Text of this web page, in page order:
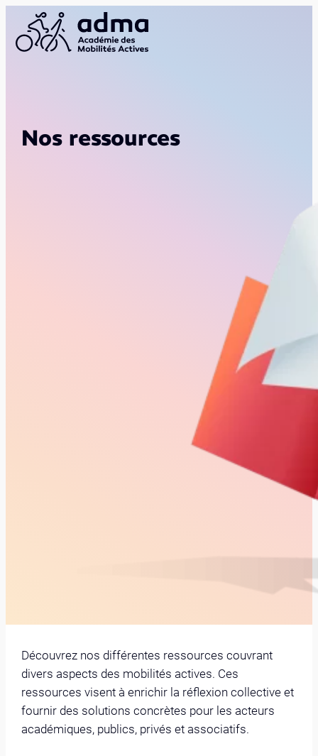
Nos ressources
Découvrez nos différentes ressources couvrant
divers aspects des mobilités actives. Ces
ressources visent à enrichir la réflexion collective et
fournir des solutions concrètes pour les acteurs
académiques, publics, privés et associatifs.